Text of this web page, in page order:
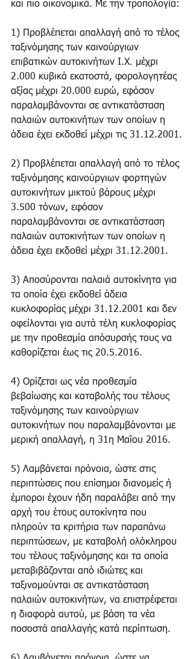
και πιο οικονομικά. Με την τροπολογία:
1) Προβλέπεται απαλλαγή από το τέλος
ταξινόμησης των καινούργιων
επιβατικών αυτοκινήτων Ι.Χ. μέχρι
2.000 κυβικά εκατοστά, φορολογητέας
αξίας μέχρι 20.000 ευρώ, εφόσον
παραλαμβάνονται σε αντικατάσταση
παλαιών αυτοκινήτων των οποίων η
άδεια έχει εκδοθεί μέχρι τις 31.12.2001.
2) Προβλέπεται απαλλαγή από το τέλος
ταξινόμησης καινούργιων φορτηγών
αυτοκινήτων μικτού βάρους μέχρι
3.500 τόνων, εφόσον
παραλαμβάνονται σε αντικατάσταση
παλαιών αυτοκινήτων των οποίων η
άδεια έχει εκδοθεί μέχρι 31.12.2001.
3) Αποσύρονται παλαιά αυτοκίνητα για
τα οποία έχει εκδοθεί άδεια
κυκλοφορίας μέχρι 31.12.2001 και δεν
οφείλονται για αυτά τέλη κυκλοφορίας
με την προθεσμία απόσυρσής τους να
καθορίζεται έως τις 20.5.2016.
4) Ορίζεται ως νέα προθεσμία
βεβαίωσης και καταβολής του τέλους
ταξινόμησης των καινούργιων
αυτοκινήτων που παραλαμβάνονται με
μερική απαλλαγή, η 31η Μαΐου 2016.
5) Λαμβάνεται πρόνοια, ώστε στις
περιπτώσεις που επίσημοι διανομείς ή
έμποροι έχουν ήδη παραλάβει από την
αρχή του έτους αυτοκίνητα που
πληρούν τα κριτήρια των παραπάνω
περιπτώσεων, με καταβολή ολόκληρου
του τέλους ταξινόμησης και τα οποία
μεταβιβάζονται από ιδιώτες και
ταξινομούνται σε αντικατάσταση
παλαιών αυτοκινήτων, να επιστρέφεται
η διαφορά αυτού, με βάση τα νέα
ποσοστά απαλλαγής κατά περίπτωση.